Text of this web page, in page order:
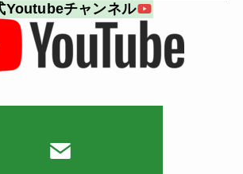
Youtubeチャンネル